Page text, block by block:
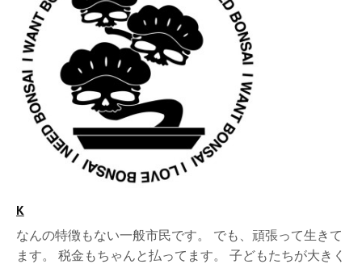
K
なんの特徴もない一般市民です。 でも、頑張って生きて
ます。 税金もちゃんと払ってます。 子どもたちが大きく